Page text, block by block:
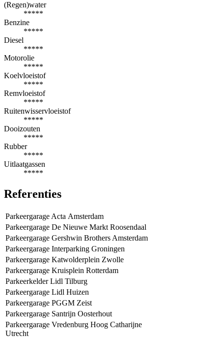
(Regen)water
*****
Benzine
*****
Diesel
*****
Motorolie
*****
Koelvloeistof
*****
Remvloeistof
*****
Ruitenwisservloeistof
*****
Dooizouten
*****
Rubber
*****
Uitlaatgassen
*****
Referenties
Parkeergarage Acta Amsterdam
Parkeergarage De Nieuwe Markt Roosendaal
Parkeergarage Gershwin Brothers Amsterdam
Parkeergarage Interparking Groningen
Parkeergarage Katwolderplein Zwolle
Parkeergarage Kruisplein Rotterdam
Parkeerkelder Lidl Tilburg
Parkeergarage Lidl Huizen
Parkeergarage PGGM Zeist
Parkeergarage Santrijn Oosterhout
Parkeergarage Vredenburg Hoog Catharijne
Utrecht